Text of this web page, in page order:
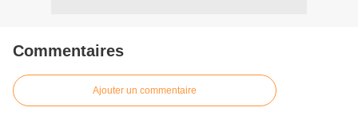
Commentaires
Ajouter un commentaire